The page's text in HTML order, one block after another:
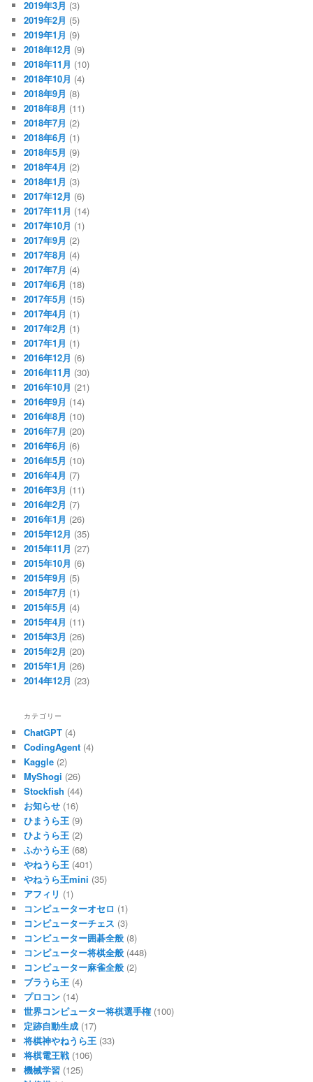
2019年3月 (3)
2019年2月 (5)
2019年1月 (9)
2018年12月 (9)
2018年11月 (10)
2018年10月 (4)
2018年9月 (8)
2018年8月 (11)
2018年7月 (2)
2018年6月 (1)
2018年5月 (9)
2018年4月 (2)
2018年1月 (3)
2017年12月 (6)
2017年11月 (14)
2017年10月 (1)
2017年9月 (2)
2017年8月 (4)
2017年7月 (4)
2017年6月 (18)
2017年5月 (15)
2017年4月 (1)
2017年2月 (1)
2017年1月 (1)
2016年12月 (6)
2016年11月 (30)
2016年10月 (21)
2016年9月 (14)
2016年8月 (10)
2016年7月 (20)
2016年6月 (6)
2016年5月 (10)
2016年4月 (7)
2016年3月 (11)
2016年2月 (7)
2016年1月 (26)
2015年12月 (35)
2015年11月 (27)
2015年10月 (6)
2015年9月 (5)
2015年7月 (1)
2015年5月 (4)
2015年4月 (11)
2015年3月 (26)
2015年2月 (20)
2015年1月 (26)
2014年12月 (23)
カテゴリー
ChatGPT (4)
CodingAgent (4)
Kaggle (2)
MyShogi (26)
Stockfish (44)
お知らせ (16)
ひまうら王 (9)
ひようら王 (2)
ふかうら王 (68)
やねうら王 (401)
やねうら王mini (35)
アフィリ (1)
コンピューターオセロ (1)
コンピューターチェス (3)
コンピューター囲碁全般 (8)
コンピューター将棋全般 (448)
コンピューター麻雀全般 (2)
ブラうら王 (4)
プロコン (14)
世界コンピューター将棋選手権(100)
定跡自動生成 (17)
将棋神やねうら王 (33)
将棋電王戦 (106)
機械学習 (125)